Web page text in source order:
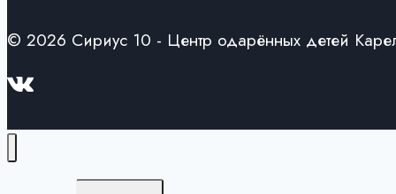
© 2026 Сириус 10 - Центр одарённых детей